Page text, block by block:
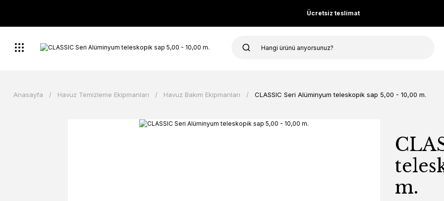
Ücretsiz teslimat
Anasayfa Havuz Temizleme Ekipmanları Havuz Bakım Ekipmanları CLASSIC Seri Alüminyum teleskopik sap 5,00 - 10,00 m.
m.